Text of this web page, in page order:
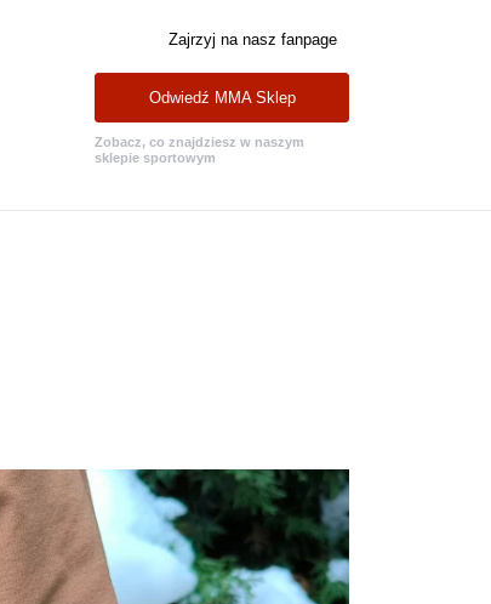
Zajrzyj na nasz fanpage
Odwiedź MMA Sklep
Zobacz, co znajdziesz w naszym
sklepie sportowym